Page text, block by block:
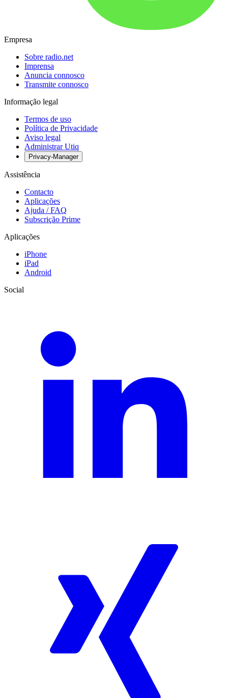
Empresa
Sobre radio.net
Imprensa
Anuncia connosco
Transmite connosco
Informação legal
Termos de uso
Política de Privacidade
Aviso legal
Administrar Utiq
Privacy-Manager
Assistência
Contacto
Aplicações
Ajuda / FAQ
Subscrição Prime
Aplicações
iPhone
iPad
Android
Social